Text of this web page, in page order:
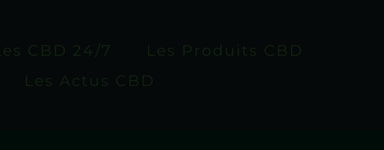
CBD 24/7
Les Produits CBD
Les Actus CBD